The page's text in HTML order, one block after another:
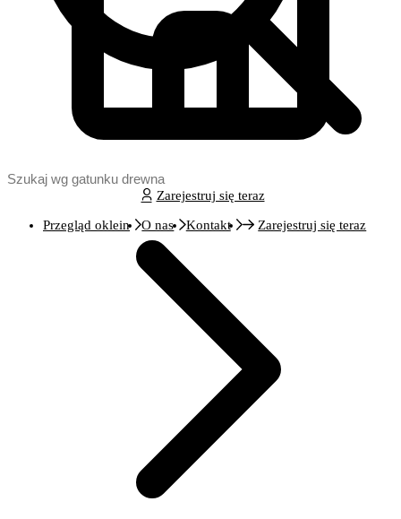
Zarejestruj się teraz
Przegląd oklein O nas Kontakt Zarejestruj się teraz